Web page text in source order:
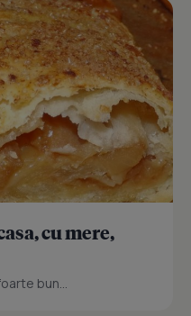
cu mere,
bun...